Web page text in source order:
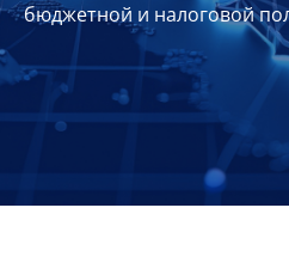
Планы
отчеты
Контакты
бюджетной и налоговой